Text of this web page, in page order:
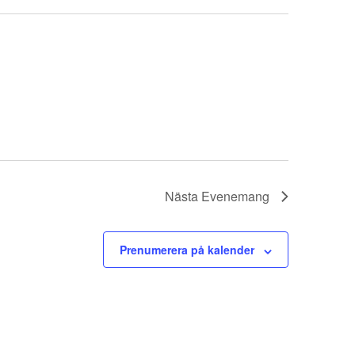
Nästa Evenemang
Prenumerera på kalender